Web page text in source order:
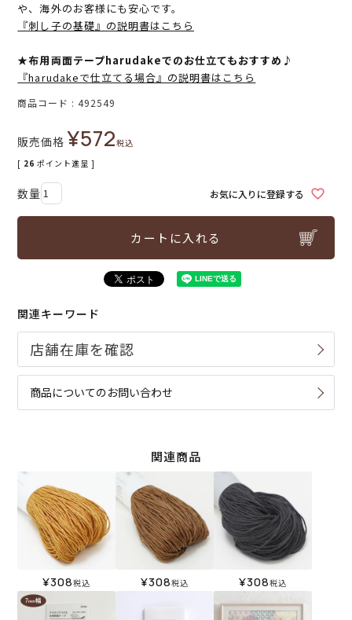
や、海外のお客様にも安心です。
『刺し子の基礎』の説明書はこちら
★布用両面テープharudakeでのお仕立てもおすすめ♪
『harudakeで仕立てる場合』の説明書はこちら
商品コード 492549
販売価格 ¥572税込
[ 26 ポイント進呈 ]
お気に入りに登録する
カートに入れる
関連キーワード
商品についてのお問い合わせ
関連商品
¥308税込 ¥308税込 ¥308税込